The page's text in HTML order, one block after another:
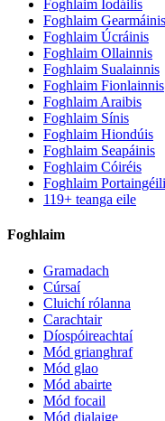
Foghlaim Iodáilis
Foghlaim Gearmáinis
Foghlaim Úcráinis
Foghlaim Ollainnis
Foghlaim Sualainnis
Foghlaim Fionlainnis
Foghlaim Araibis
Foghlaim Sínis
Foghlaim Hiondúis
Foghlaim Seapáinis
Foghlaim Cóiréis
Foghlaim
119+ teanga eile
Foghlaim
Gramadach
Cúrsaí
Cluichí rólanna
Carachtair
Díospóireachtaí
Mód grianghraf
Mód glao
Mód abairte
Mód focail
Mód dialaige